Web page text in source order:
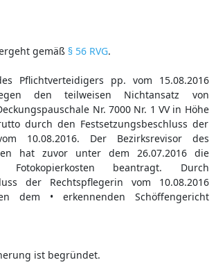
gemäß § 56 RVG.
Pflichtverteidigers pp. vom 15.08.2016
den teilweisen Nichtansatz von
Nr. 7000 Nr. 1 VV in Höhe
durch den Festsetzungsbeschluss der
10.08.2016. Der Bezirksrevisor des
hat zuvor unter dem 26.07.2016 die
beantragt. Durch
der Rechtspflegerin vom 10.08.2016
dem • erkennenden Schöffengericht
ist begründet.